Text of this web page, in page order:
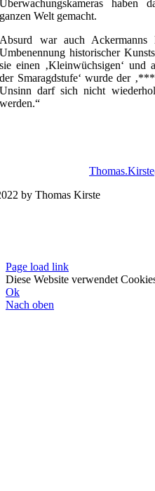
Überwachungskameras haben
ganzen Welt gemacht.
Absurd war auch
Umbenennung historischer
sie einen ‚Kleinwüchsigen‘ und
der Smaragdstufe‘ wurde der
Unsinn darf sich nicht
werden.“
by Thomas Kirste
Page load link
Diese Website verwendet
Ok
Nach oben